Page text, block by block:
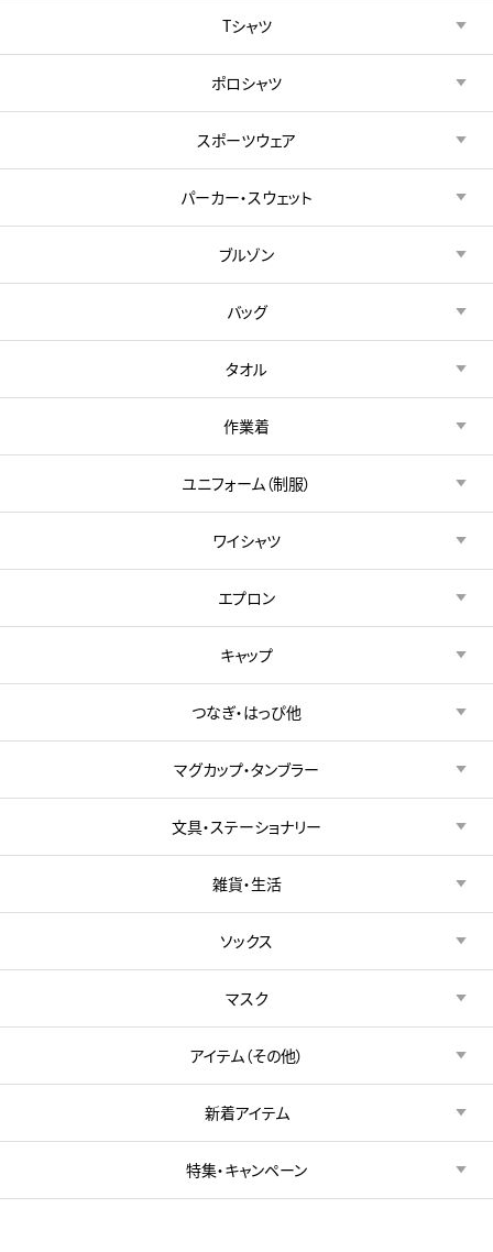
Tシャツ
ポロシャツ
スポーツウェア
パーカー・スウェット
ブルゾン
バッグ
タオル
作業着
ユニフォーム（制服）
ワイシャツ
エプロン
キャップ
つなぎ・はっぴ他
マグカップ・タンブラー
文具・ステーショナリー
雑貨・生活
ソックス
マスク
アイテム（その他）
新着アイテム
特集・キャンペーン